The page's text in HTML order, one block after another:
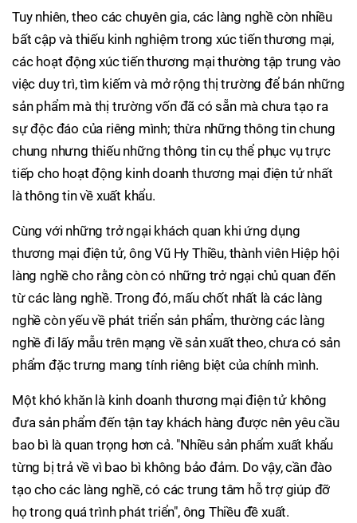
Tuy nhiên, theo các chuyên gia, các làng nghề còn nhiều
bất cập và thiếu kinh nghiệm trong xúc tiến thương mại,
các hoạt động xúc tiến thương mại thường tập trung vào
việc duy trì, tìm kiếm và mở rộng thị trường để bán những
sản phẩm mà thị trường vốn đã có sẵn mà chưa tạo ra
sự độc đáo của riêng mình; thừa những thông tin chung
chung nhưng thiếu những thông tin cụ thể phục vụ trực
tiếp cho hoạt động kinh doanh thương mại điện tử nhất
là thông tin về xuất khẩu.
Cùng với những trở ngại khách quan khi ứng dụng
thương mại điện tử, ông Vũ Hy Thiều, thành viên Hiệp hội
làng nghề cho rằng còn có những trở ngại chủ quan đến
từ các làng nghề. Trong đó, mấu chốt nhất là các làng
nghề còn yếu về phát triển sản phẩm, thường các làng
nghề đi lấy mẫu trên mạng về sản xuất theo, chưa có sản
phẩm đặc trưng mang tính riêng biệt của chính mình.
Một khó khăn là kinh doanh thương mại điện tử không
đưa sản phẩm đến tận tay khách hàng được nên yêu cầu
bao bì là quan trọng hơn cả. "Nhiều sản phẩm xuất khẩu
từng bị trả về vì bao bì không bảo đảm. Do vậy, cần đào
tạo cho các làng nghề, có các trung tâm hỗ trợ giúp đỡ
họ trong quá trình phát triển", ông Thiều đề xuất.